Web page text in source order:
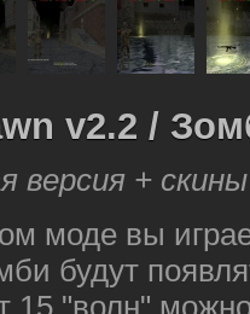
v2.2 /
версия +
моде вы
будут
15 "волн"